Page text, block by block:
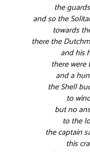
the
and so the
towards
there the
and his
there were
and a
the Shell
to
but no
to the
the captain
this